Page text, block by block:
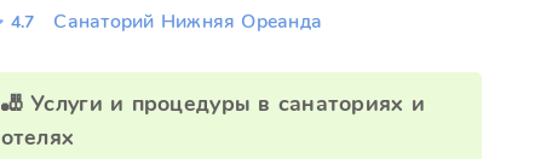
4.7 Санаторий Нижняя Ореанда
🎳 Услуги и процедуры в санаториях и
отелях